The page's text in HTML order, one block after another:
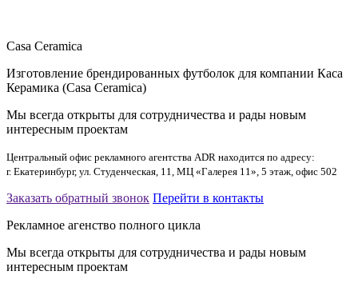
Casa Ceramica
Изготовление брендированных футболок для компании Каса
Керамика (Casa Ceramica)
Мы всегда открыты для сотрудничества и рады новым
интересным проектам
Центральный офис рекламного агентства ADR находится по адресу:
г. Екатеринбург, ул. Студенческая, 11, МЦ «Галерея 11», 5 этаж, офис 502
Заказать обратный звонок Перейти в контакты
Рекламное агенство полного цикла
Мы всегда открыты для сотрудничества и рады новым
интересным проектам